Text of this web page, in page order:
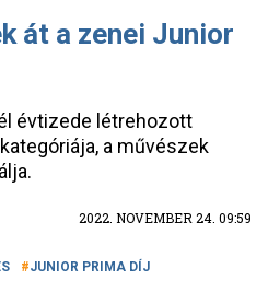
át a zenei Junior
évtizede létrehozott
a művészek
2022. NOVEMBER 24. 09:59
JUNIOR PRIMA DÍJ